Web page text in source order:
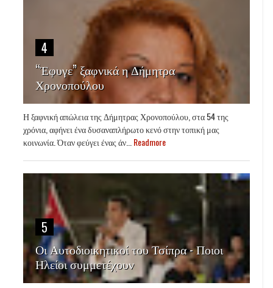
4
“Έφυγε” ξαφνικά η Δήμητρα
Χρονοπούλου
Η ξαφνική απώλεια της Δήμητρας Χρονοπούλου, στα 54 της
χρόνια, αφήνει ένα δυσαναπλήρωτο κενό στην τοπική μας
κοινωνία. Όταν φεύγει ένας άν... Readmore
5
Οι Αυτοδιοικητικοί του Τσίπρα - Ποιοι
Ηλείοι συμμετέχουν